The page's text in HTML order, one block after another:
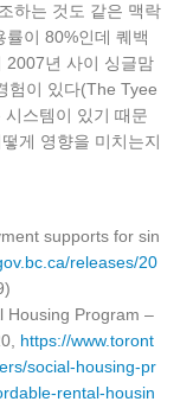
하는 것도 같은 맥락
이 80%인데 퀘백
2007년 사이 싱글맘
험이 있다(The Tyee
스템이 있기 때문
게 영향을 미치는지
supports for sin
releases/20
Housing Program –
https://www.toront
social-housing-pr
rental-housin